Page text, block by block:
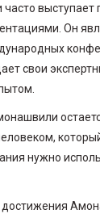
выступает
Он
свои
нужно
достижения